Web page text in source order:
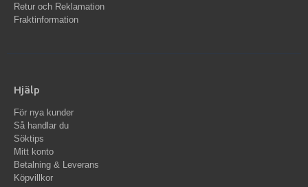
Retur och Reklamation
Fraktinformation
Hjälp
För nya kunder
Så handlar du
Söktips
Mitt konto
Betalning & Leverans
Köpvillkor